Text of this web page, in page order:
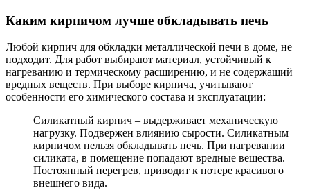
Каким кирпичом лучше обкладывать печь
Любой кирпич для обкладки металлической печи в доме, не
подходит. Для работ выбирают материал, устойчивый к
нагреванию и термическому расширению, и не содержащий
вредных веществ. При выборе кирпича, учитывают
особенности его химического состава и эксплуатации:
Силикатный кирпич – выдерживает механическую
нагрузку. Подвержен влиянию сырости. Силикатным
кирпичом нельзя обкладывать печь. При нагревании
силиката, в помещение попадают вредные вещества.
Постоянный перегрев, приводит к потере красивого
внешнего вида.